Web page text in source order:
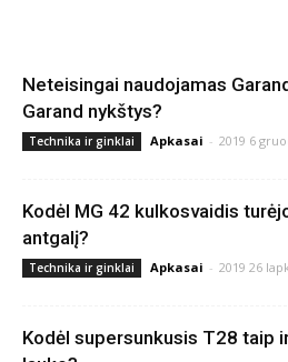
Neteisingai naudojamas
Garand nykštys?
Technika ir ginklai Apkasai - 2019 6
Kodėl MG 42 kulkosvaidis
antgalį?
Technika ir ginklai Apkasai - 2019 26
Kodėl supersunkusis T28 taip